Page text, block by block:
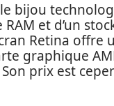
bijou
et d’un
Retina offre
graphique
prix est